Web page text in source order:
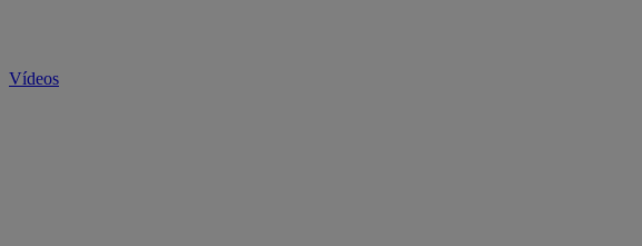
Vídeos